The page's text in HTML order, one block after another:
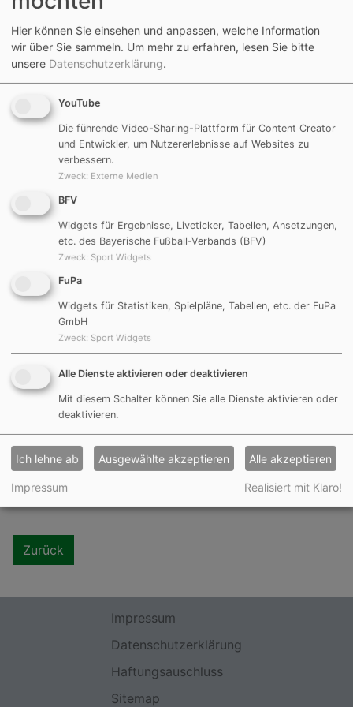
2. Mannschaftum 13:15 Uhr in Göggelsbuch
DJK Göggelsbuch II-1. FC-VFL Pleinfeld II 1:1
DJK Göggelsbuch
Dominik Fleischmann, Christian Winkler
Sonntag, 17.08.2014
2. Spieltag Saison 2014/15
2. Mannschaft um 13:15 Uhr in Heuberg
SV Heuberg II - DJK Göggelsbuch II2:1
1. Mannschaft
SV Heuberg - DJK Göggelsbuch0:3
Michael Gerngroß 2, Johannes Kraußer
Samstag, 23.08.2014
1. Runde BFV-Pokal
um 15:30 Uhr in Mühlhausen
SV Mühlhausen - DJK Göggelsbuch1:6
Tore:Alexander Schlierf 2, Henrik Schneider, Andreas
Muschaweck, Stefan Muschaweck, Joachim Gerngroß
Zurück
Impressum
Datenschutzerklärung
Haftungsauschluss
Sitemap
Hier können Sie einsehen und anpassen, welche Information
wir über Sie sammeln. Um mehr zu erfahren, lesen Sie bitte
unsere Datenschutzerklärung.
YouTube
Die führende Video-Sharing-Plattform für Content Creator
und Entwickler, um Nutzererlebnisse auf Websites zu
verbessern.
Zweck: Externe Medien
BFV
Widgets für Ergebnisse, Liveticker, Tabellen, Ansetzungen,
etc. des Bayerische Fußball-Verbands (BFV)
Zweck: Sport Widgets
FuPa
Widgets für Statistiken, Spielpläne, Tabellen, etc. der FuPa
GmbH
Zweck: Sport Widgets
Alle Dienste aktivieren oder deaktivieren
Mit diesem Schalter können Sie alle Dienste aktivieren oder
deaktivieren.
Ich lehne ab Ausgewählte akzeptieren Alle akzeptieren
Impressum Realisiert mit Klaro!